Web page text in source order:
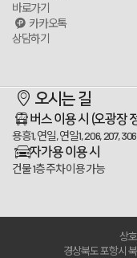
바로가기
카카오톡
상담하기
오시는 길
100m
버스 이용 시 (오광장
용흥1, 연일, 연일1, 206, 207,
자가용 이용 시
건물 1층 주차 이용 가능
상
경상북도 포항시